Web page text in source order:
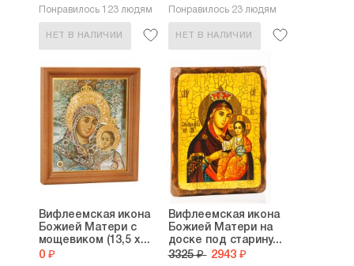
Понравилось 123 людям
НЕТ В НАЛИЧИИ
Понравилось 23 людям
НЕТ В НАЛИЧИИ
Вифлеемская икона
Божией Матери с
мощевиком (13,5 х...
0 ₽
Вифлеемская икона
Божией Матери на
доске под старину...
3325 ₽ 2943 ₽